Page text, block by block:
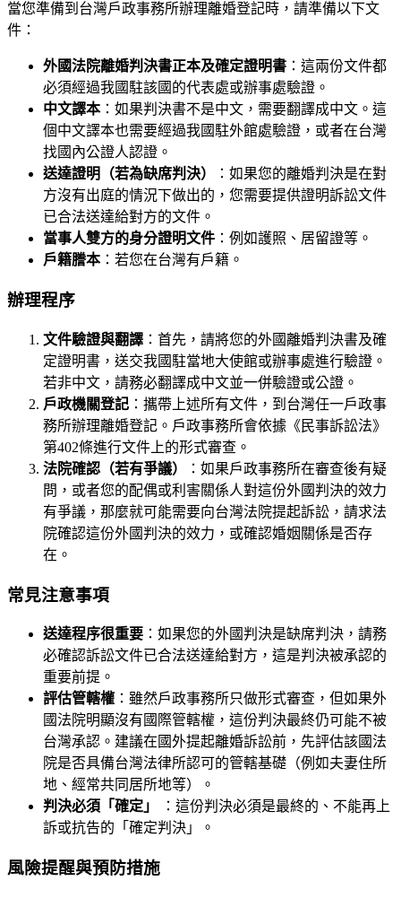
當您準備到台灣戶政事務所辦理離婚登記時，請準備以下文
件：
外國法院離婚判決書正本及確定證明書 ：這兩份文件都
必須經過我國駐該國的代表處或辦事處驗證。
中文譯本：如果判決書不是中文，需要翻譯成中文。這
個中文譯本也需要經過我國駐外館處驗證，或者在台灣
找國內公證人認證。
送達證明（若為缺席判決）
：如果您的離婚判決是在對
方沒有出庭的情況下做出的，您需要提供證明訴訟文件
已合法送達給對方的文件。
當事人雙方的身分證明文件 ：例如護照、居留證等。
戶籍謄本：若您在台灣有戶籍。
辦理程序
文件驗證與翻譯 ：首先，請將您的外國離婚判決書及確
定證明書，送交我國駐當地大使館或辦事處進行驗證。
若非中文，請務必翻譯成中文並一併驗證或公證。
戶政機關登記 ：攜帶上述所有文件，到台灣任一戶政事
務所辦理離婚登記。戶政事務所會依據《民事訴訟法》
第402條進行文件上的形式審查。
法院確認（若有爭議）
：如果戶政事務所在審查後有疑
問，或者您的配偶或利害關係人對這份外國判決的效力
有爭議，那麼就可能需要向台灣法院提起訴訟，請求法
院確認這份外國判決的效力，或確認婚姻關係是否存
在。
常見注意事項
送達程序很重要 ：如果您的外國判決是缺席判決，請務
必確認訴訟文件已合法送達給對方，這是判決被承認的
重要前提。
評估管轄權 ：雖然戶政事務所只做形式審查，但如果外
國法院明顯沒有國際管轄權，這份判決最終仍可能不被
台灣承認。建議在國外提起離婚訴訟前，先評估該國法
院是否具備台灣法律所認可的管轄基礎（例如夫妻住所
地、經常共同居所地等）。
判決必須「確定」
：這份判決必須是最終的、不能再上
訴或抗告的「確定判決」。
風險提醒與預防措施